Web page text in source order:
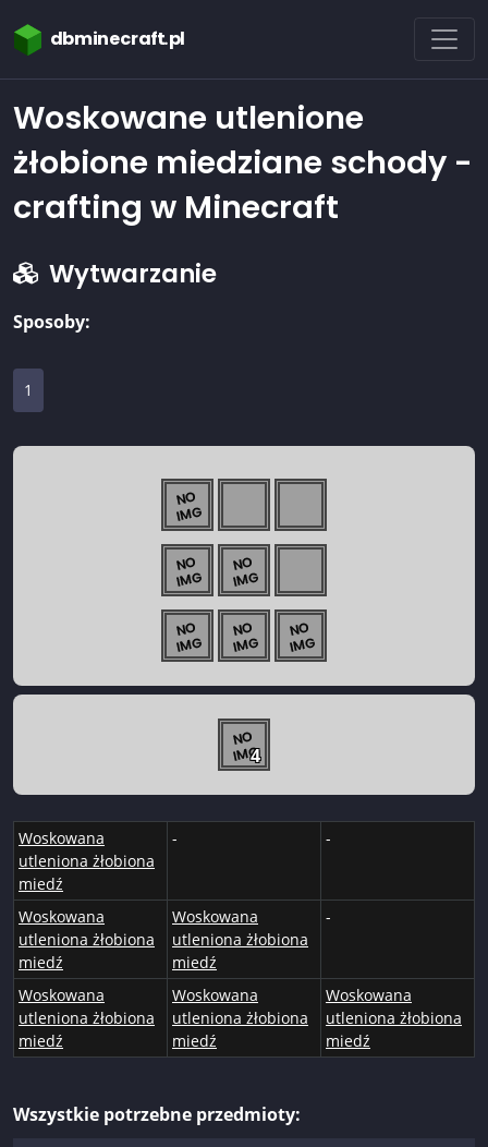
dbminecraft.pl
Woskowane utlenione
żłobione miedziane schody -
crafting w Minecraft
Wytwarzanie
Sposoby:
1
4
Woskowana
utleniona żłobiona
miedź
- -
Woskowana
utleniona żłobiona
miedź
Woskowana
utleniona żłobiona
miedź
-
Woskowana
utleniona żłobiona
miedź
Woskowana
utleniona żłobiona
miedź
Woskowana
utleniona żłobiona
miedź
Wszystkie potrzebne przedmioty: